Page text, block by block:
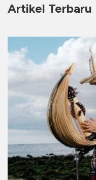
Artikel Terbaru